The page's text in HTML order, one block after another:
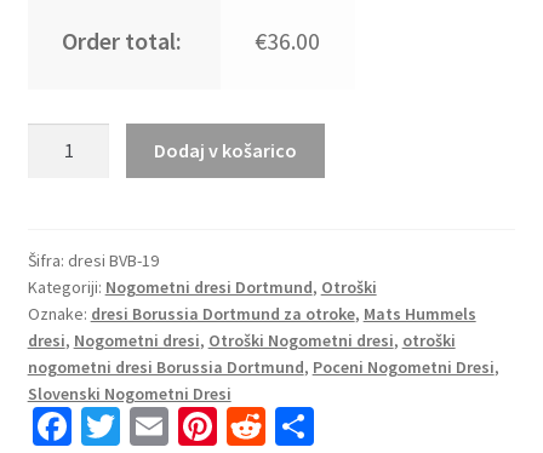
Order total: €36.00
BVB
Borussia
Dortmund
Mats
Hummels
#15
Domači
Dodaj v košarico
Šifra: dresi BVB-19
Kategoriji: Nogometni dresi Dortmund, Otroški
Oznake: dresi Borussia Dortmund za otroke, Mats Hummels
dresi, Nogometni dresi, Otroški Nogometni dresi, otroški
nogometni dresi Borussia Dortmund, Poceni Nogometni Dresi,
Slovenski Nogometni Dresi
Fa T E Pi R S